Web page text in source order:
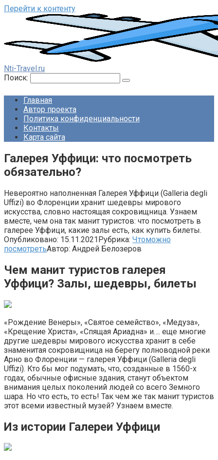
Перейти к контенту
Nti-Travel.ru
Поиск:
Главная
Автор проекта
Политика конфиденциальности
Контакты
Карта сайта
Галерея Уффици: что посмотреть
обязательно?
Невероятно наполненная Галерея Уффици (Galleria degli
Uffizi) во Флоренции хранит шедевры мирового
искусства, словно настоящая сокровищница. Узнаем
вместе, чем она так манит туристов: что посмотреть в
галерее Уффици, какие залы есть, как купить билеты.
Опубликовано: 15.11.2021Рубрика: Чтоможно
посмотретьАвтор: Андрей Белозеров
Чем манит туристов галерея
Уффици? Залы, шедевры, билеты
«Рождение Венеры», «Святое семейство», «Медуза»,
«Крещение Христа», «Спящая Ариадна» и…. еще многие
другие шедевры мирового искусства хранит в себе
знаменитая сокровищница на берегу полноводной реки
Арно во Флоренции — галерея Уффици (Galleria degli
Uffizi). Кто бы мог подумать, что, созданные в 1560-х
годах, обычные офисные здания, станут объектом
внимания целых поколений людей со всего Земного
шара. Но что есть, то есть! Так чем же так манит туристов
этот всеми известный музей? Узнаем вместе.
Из истории Галереи Уффици